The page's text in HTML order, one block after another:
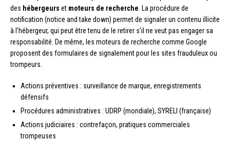
des hébergeurs et moteurs de recherche. La procédure de
notification (notice and take down) permet de signaler un contenu illicite
à l’hébergeur, qui peut être tenu de le retirer s’il ne veut pas engager sa
responsabilité. De même, les moteurs de recherche comme Google
proposent des formulaires de signalement pour les sites frauduleux ou
trompeurs.
Actions préventives : surveillance de marque, enregistrements
défensifs
Procédures administratives : UDRP (mondiale), SYRELI (française)
Actions judiciaires : contrefaçon, pratiques commerciales
trompeuses